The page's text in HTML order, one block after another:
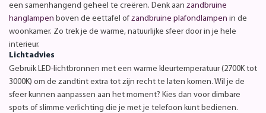
een samenhangend geheel te creëren. Denk aan zandbruine
hanglampen boven de eettafel of zandbruine plafondlampen in de
woonkamer. Zo trek je de warme, natuurlijke sfeer door in je hele
interieur.
Lichtadvies
Gebruik LED-lichtbronnen met een warme kleurtemperatuur (2700K tot
3000K) om de zandtint extra tot zijn recht te laten komen. Wil je de
sfeer kunnen aanpassen aan het moment? Kies dan voor dimbare
spots of slimme verlichting die je met je telefoon kunt bedienen.